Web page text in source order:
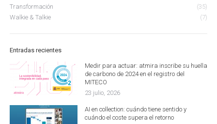
Transformación
(35)
Walkie & Talkie
(7)
Entradas recientes
Medir para actuar: atmira inscribe su huella
de carbono de 2024 en el registro del
MITECO
23 julio, 2026
AI en collection: cuándo tiene sentido y
cuándo el coste supera el retorno